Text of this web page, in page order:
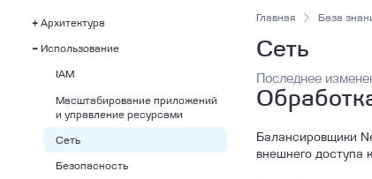
Архитектура
Обзор
Архитектура DKP
Модули
Использование
IAM
Масштабирование приложений
и управление ресурсами
Сеть
Безопасность
Главная База
Сеть
Последнее
Балансировщики
внешнего доступа